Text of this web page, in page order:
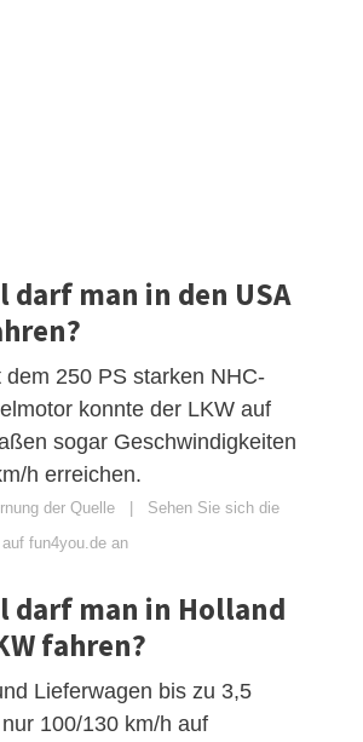
darf man in den USA
250 PS starken NHC-
konnte der LKW auf
sogar Geschwindigkeiten
h erreichen.
der Quelle | Sehen Sie sich die
fun4you.de an
darf man in Holland
fahren?
Lieferwagen bis zu 3,5
100/130 km/h auf